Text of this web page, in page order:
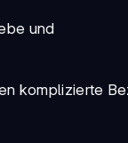
und
komplizierte